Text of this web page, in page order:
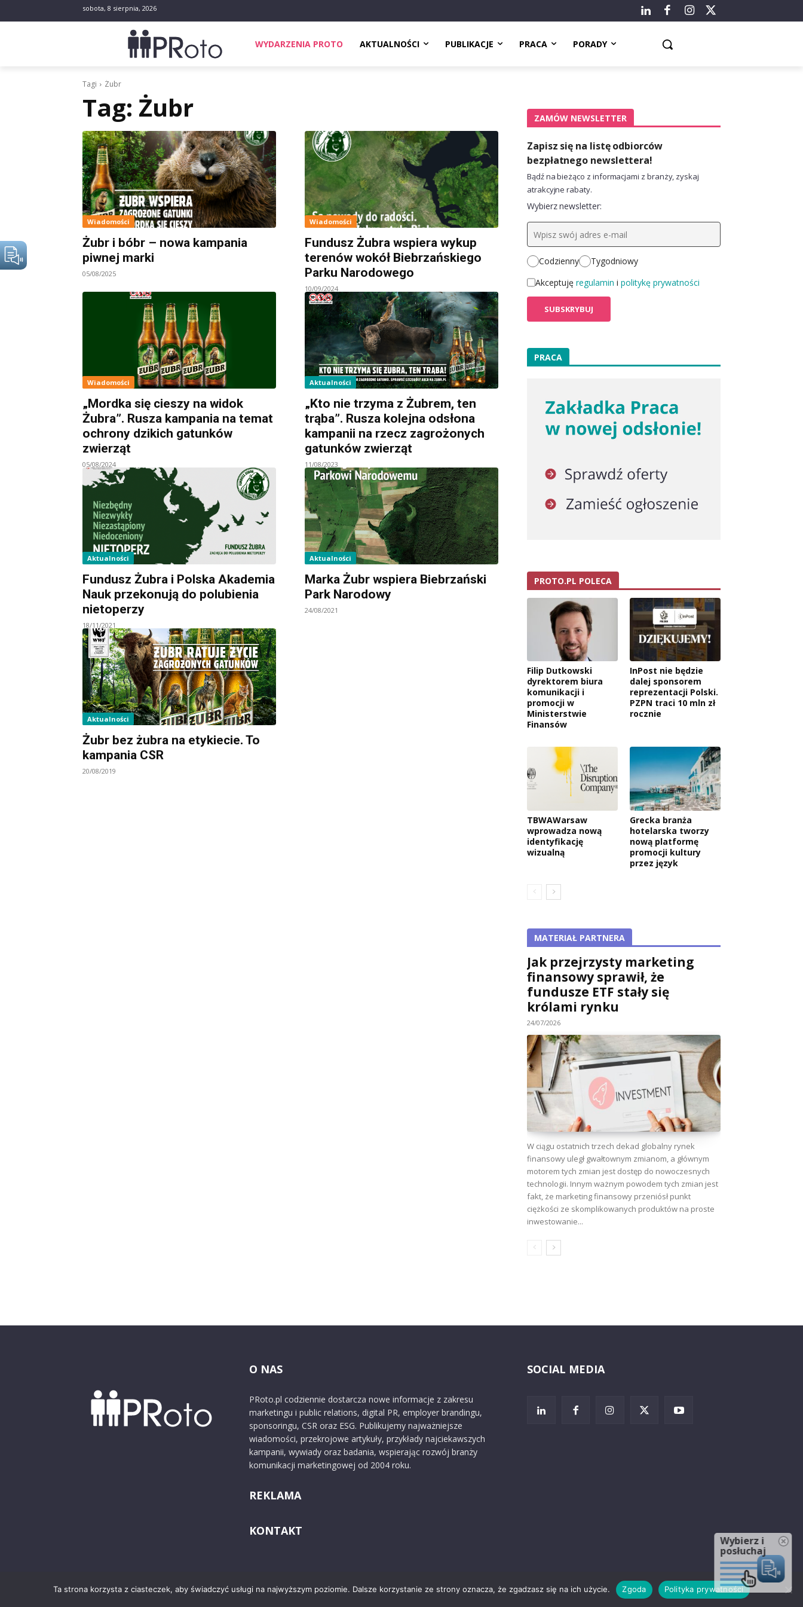
sobota, 8 sierpnia, 2026
WYDARZENIA PROTO AKTUALNOŚCI PUBLIKACJE PRACA PORADY
Tagi Żubr
Tag: Żubr
Wiadomości
Żubr i bóbr – nowa kampania
piwnej marki
05/08/2025
Wiadomości
Fundusz Żubra wspiera wykup
terenów wokół Biebrzańskiego
Parku Narodowego
10/09/2024
Wiadomości
„Mordka się cieszy na widok
Żubra”. Rusza kampania na temat
ochrony dzikich gatunków
zwierząt
05/08/2024
Aktualności
„Kto nie trzyma z Żubrem, ten
trąba”. Rusza kolejna odsłona
kampanii na rzecz zagrożonych
gatunków zwierząt
11/08/2023
Aktualności
Fundusz Żubra i Polska Akademia
Nauk przekonują do polubienia
nietoperzy
18/11/2021
Aktualności
Marka Żubr wspiera Biebrzański
Park Narodowy
24/08/2021
Aktualności
Żubr bez żubra na etykiecie. To
kampania CSR
20/08/2019
ZAMÓW NEWSLETTER
Zapisz się na listę odbiorców
bezpłatnego newslettera!
Bądź na bieżąco z informacjami z branży, zyskaj
atrakcyjne rabaty.
Wybierz newsletter:
Codzienny
Tygodniowy
Akceptuję regulamin i politykę prywatności
PRACA
PROTO.PL POLECA
Filip Dutkowski
dyrektorem biura
komunikacji i
promocji w
Ministerstwie
Finansów
InPost nie będzie
dalej sponsorem
reprezentacji Polski.
PZPN traci 10 mln zł
rocznie
TBWAWarsaw
wprowadza nową
identyfikację
wizualną
Grecka branża
hotelarska tworzy
nową platformę
promocji kultury
przez język
MATERIAŁ PARTNERA
Jak przejrzysty marketing
finansowy sprawił, że
fundusze ETF stały się
królami rynku
24/07/2026
W ciągu ostatnich trzech dekad globalny rynek
finansowy uległ gwałtownym zmianom, a głównym
motorem tych zmian jest dostęp do nowoczesnych
technologii. Innym ważnym powodem tych zmian jest
fakt, że marketing finansowy przeniósł punkt
ciężkości ze skomplikowanych produktów na proste
inwestowanie...
O NAS
PRoto.pl codziennie dostarcza nowe informacje z zakresu
marketingu i public relations, digital PR, employer brandingu,
sponsoringu, CSR oraz ESG. Publikujemy najważniejsze
wiadomości, przekrojowe artykuły, przykłady najciekawszych
kampanii, wywiady oraz badania, wspierając rozwój branży
komunikacji marketingowej od 2004 roku.
REKLAMA
KONTAKT
SOCIAL MEDIA
© 2024 PRoto.pl O nas Reklama Zastrzeżenia prawne
Ta strona korzysta z ciasteczek, aby świadczyć usługi na najwyższym poziomie. Dalsze korzystanie ze strony oznacza, że zgadzasz się na ich użycie. Zgoda Polityka prywatności
Wybierz i
posłuchaj